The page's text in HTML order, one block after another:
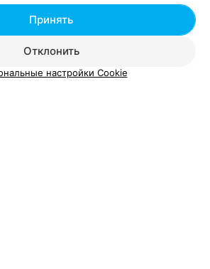
Добавить специалиста
Отклонить
Принять
настройки Cookie